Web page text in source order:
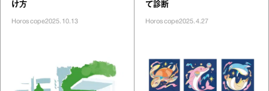
け方
Horoscope2025.10.13
て診断
Horoscope2025.4.27